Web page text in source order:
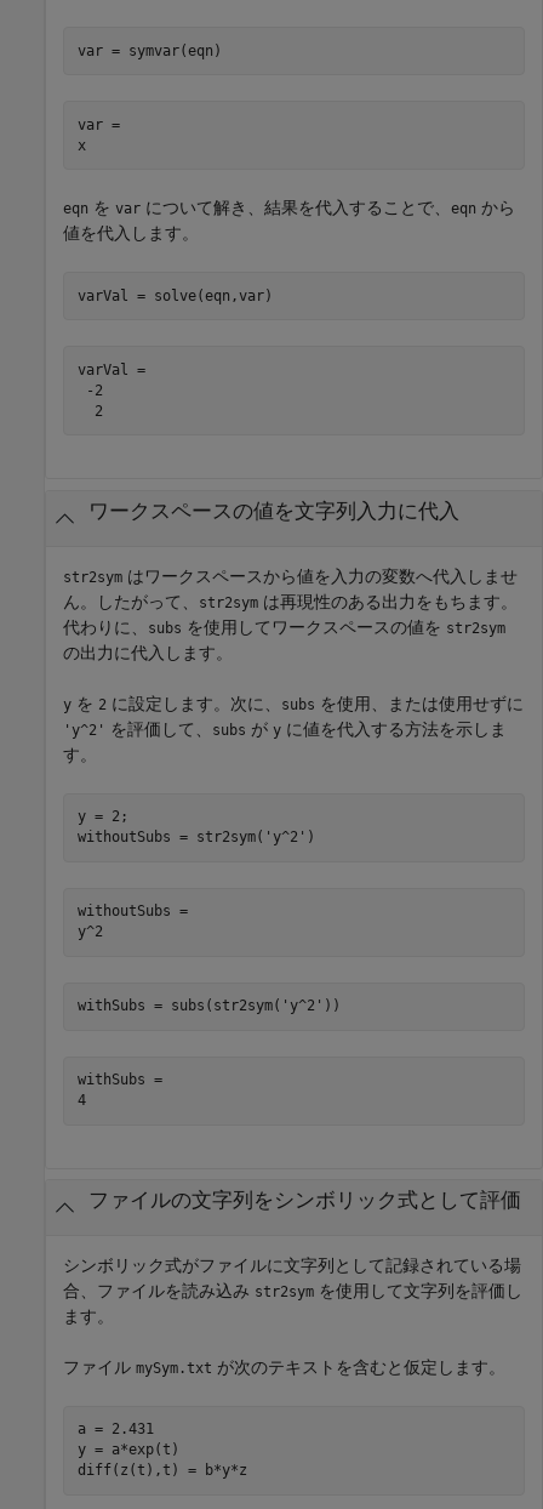
var = symvar(eqn)
var =
x
eqn を var について解き、結果を代入することで、 eqn から
値を代入します。
varVal = solve(eqn,var)
varVal =
-2
  2
ワークスペースの値を文字列入力に代入
str2sym はワークスペースから値を入力の変数へ代入しませ
ん。したがって、
str2sym は再現性のある出力をもちます。
代わりに、
subs を使用してワークスペースの値を str2sym
の出力に代入します。
y を 2 に設定します。次に、 subs を使用、または使用せずに
'y^2' を評価して、 subs が y に値を代入する方法を示しま
す。
y = 2;
withoutSubs = str2sym('y^2')
withoutSubs =
y^2
withSubs = subs(str2sym('y^2'))
withSubs =
4
ファイルの文字列をシンボリック式として評価
シンボリック式がファイルに文字列として記録されている場
合、ファイルを読み込み str2sym を使用して文字列を評価し
ます。
ファイル mySym.txt が次のテキストを含むと仮定します。
a = 2.431
y = a*exp(t)
diff(z(t),t) = b*y*z